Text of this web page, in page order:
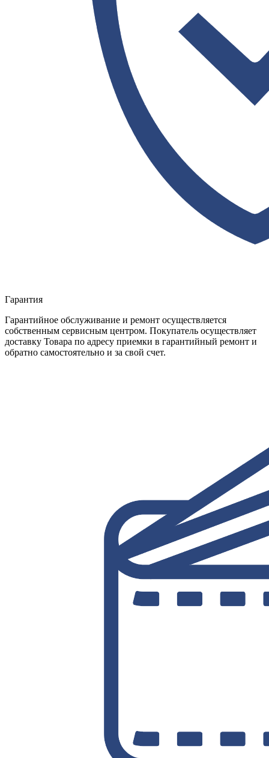
Гарантия
Гарантийное обслуживание и ремонт осуществляется
собственным сервисным центром. Покупатель осуществляет
доставку Товара по адресу приемки в гарантийный ремонт и
обратно самостоятельно и за свой счет.